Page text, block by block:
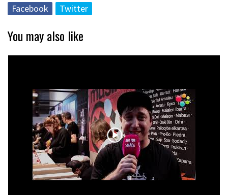
Facebook Twitter
You may also like